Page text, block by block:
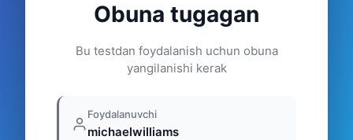
Obuna tugagan
Bu testdan foydalanish uchun obuna
yangilanishi kerak
Foydalanuvchi
michaelwilliams